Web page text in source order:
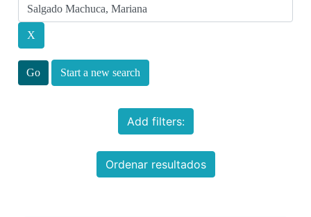
Start a new search
Add filters:
Ordenar resultados